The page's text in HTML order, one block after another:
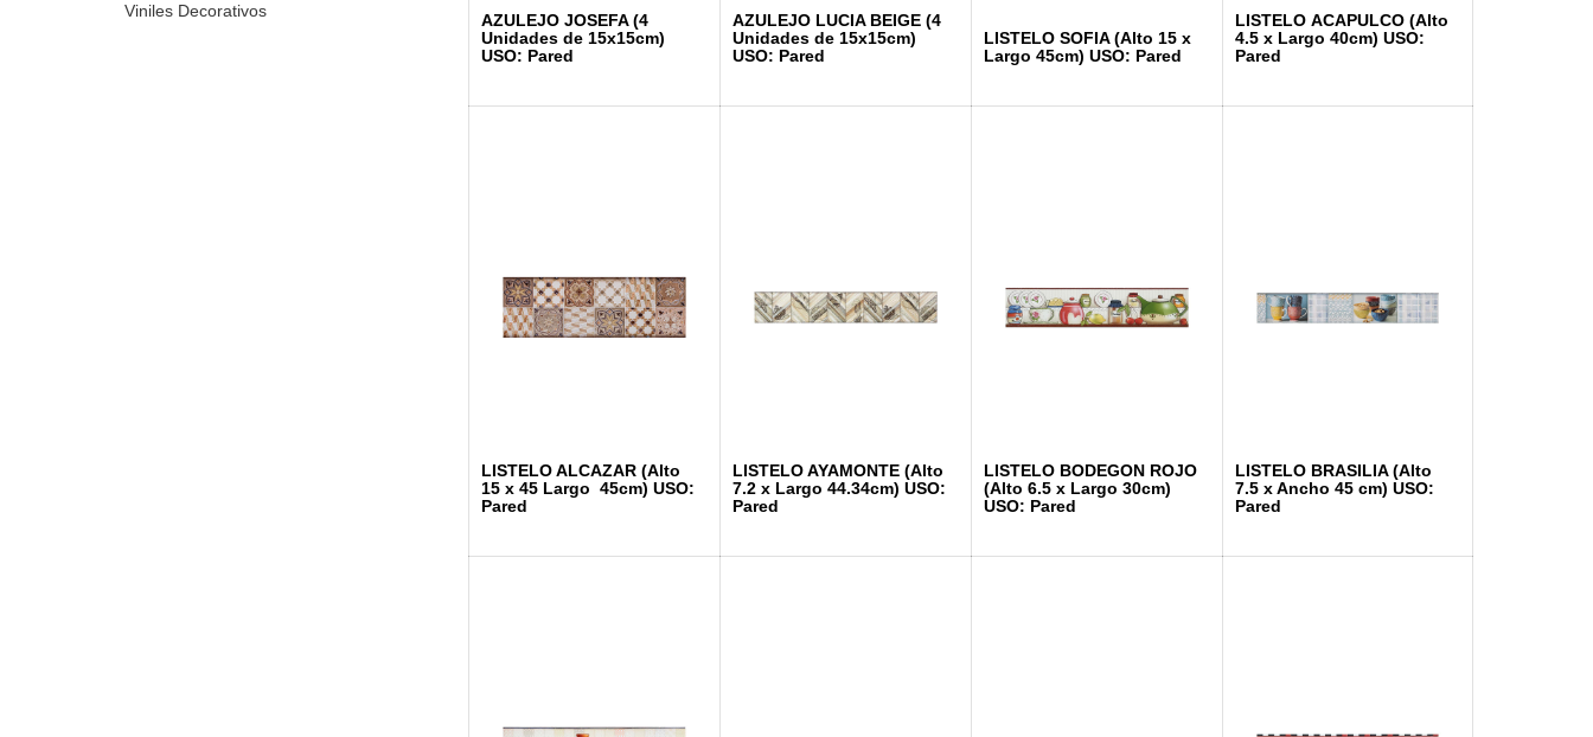
Viniles Decorativos
AZULEJO JOSEFA (4
Unidades de 15x15cm)
USO: Pared
AZULEJO LUCIA BEIGE (4
Unidades de 15x15cm)
USO: Pared
LISTELO SOFIA (Alto 15 x
Largo 45cm) USO: Pared
LISTELO ACAPULCO (Alto
4.5 x Largo 40cm) USO:
Pared
LISTELO ALCAZAR (Alto
15 x 45 Largo 45cm) USO:
Pared
LISTELO AYAMONTE (Alto
7.2 x Largo 44.34cm) USO:
Pared
LISTELO BODEGON ROJO
(Alto 6.5 x Largo 30cm)
USO: Pared
LISTELO BRASILIA (Alto
7.5 x Ancho 45 cm) USO:
Pared